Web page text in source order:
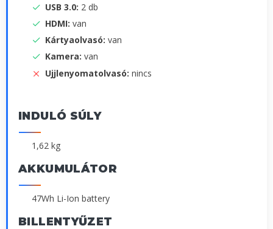
USB 3.0: 2 db
HDMI: van
Kártyaolvasó: van
Kamera: van
Ujjlenyomatolvasó: nincs
INDULÓ SÚLY
1,62 kg
AKKUMULÁTOR
47Wh Li-Ion battery
BILLENTYŰZET